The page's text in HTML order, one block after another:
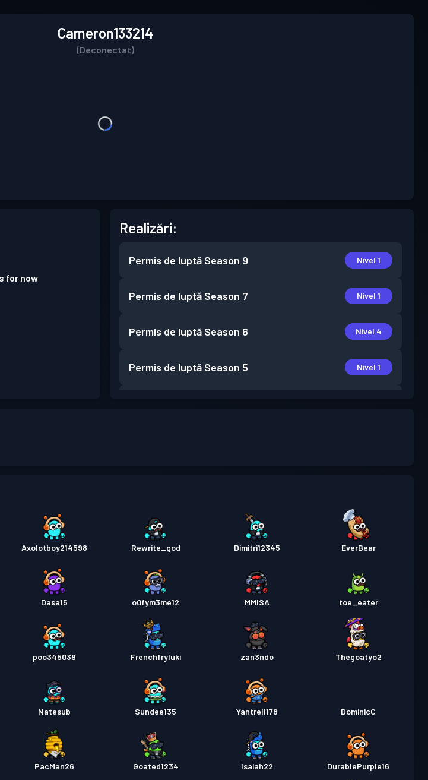
Cameron133214
(Deconectat)
for now
Realizări:
Permis de luptă Season 9 Nivel 1
Permis de luptă Season 7 Nivel 1
Permis de luptă Season 6 Nivel 4
Permis de luptă Season 5 Nivel 1
Axolotboy214598 Rewrite_god Dimitri12345 EverBear
Dasa15 o0fym3me12 MMISA toe_eater
poo345039 Frenchfryluki zan3ndo Thegoatyo2
Natesub Sundee135 Yantrell178 DominicC
PacMan26 Goated1234 Isaiah22 DurablePurple16